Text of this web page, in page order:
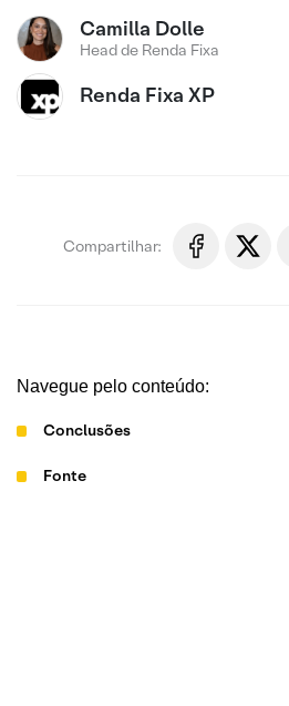
Camilla Dolle
Head de Renda Fixa
Renda Fixa XP
Compartilhar:
Navegue pelo conteúdo:
Conclusões
Fonte